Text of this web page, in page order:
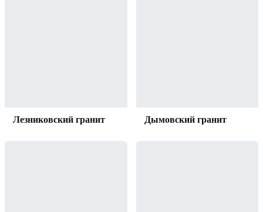
Лезниковский гранит Дымовский гранит